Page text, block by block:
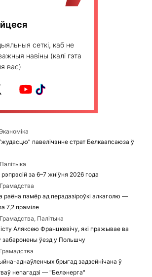
сеткі, каб не
навіны (калі гэта
вас)
павелічэнне страт Белкаапсаюза ў
Палітыка
за 6–7 жніўня 2026 года
Грамадства
памёр ад перадазіроўкі алкаголю —
7,2 праміле
Грамадства, Палітыка
Аляксею Францкевічу, які пражывае ва
забаронены ўезд у Польшчу
Грамадства
аднаўленчых брыгад задзейнічана ў
непагадзі — "Белэнерга"